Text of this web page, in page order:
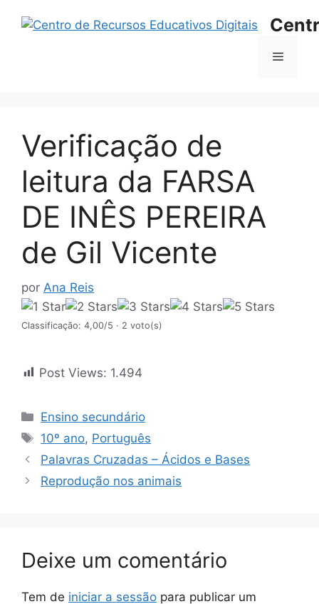
para
Menu
Verificação de
leitura da FARSA
DE INÊS PEREIRA
de Gil Vicente
por Ana Reis
Classificação: 4,00/5 · 2 voto(s)
Post Views: 1.494
Categorias
Ensino secundário
Etiquetas
10º ano, Português
Palavras Cruzadas – Ácidos e Bases
Reprodução nos animais
Deixe um comentário
Tem de iniciar a sessão para publicar um